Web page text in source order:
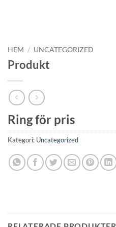
HEM / UNCATEGORIZED
Produkt
Ring för pris
Kategori: Uncategorized